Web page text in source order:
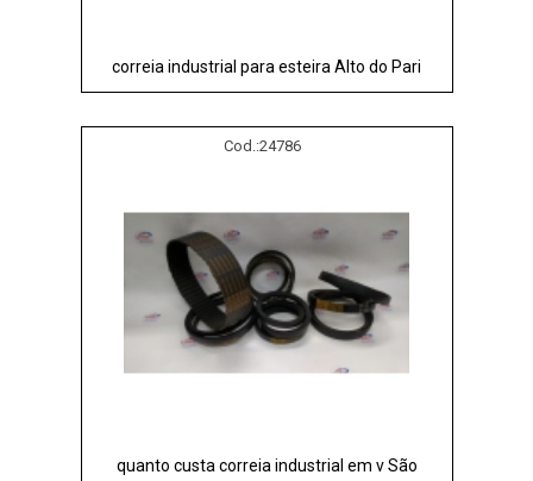
correia industrial para esteira Alto do Pari
Cod.:24786
quanto custa correia industrial em v São